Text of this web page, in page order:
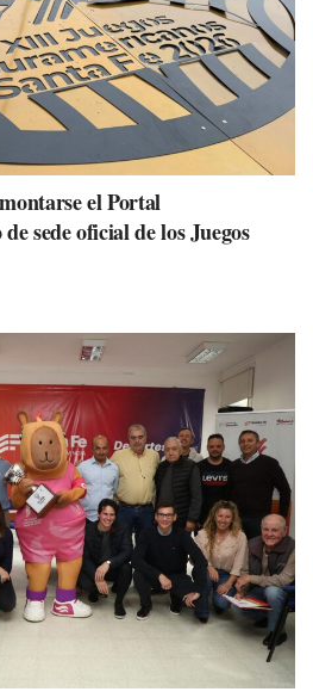
el Portal
sede oficial de los Juegos